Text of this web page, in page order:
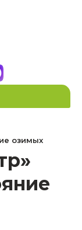
озимых